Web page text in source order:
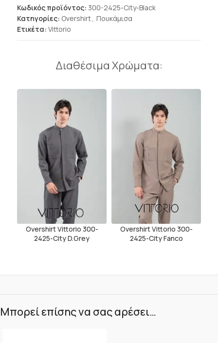
Κωδικός προϊόντος: 300-2425-City-Black
Κατηγορίες: Overshirt, Πουκάμισα
Ετικέτα: Vittorio
Διαθέσιμα Χρώματα:
Overshirt Vittorio 300-
2425-City D.Grey
Overshirt Vittorio 300-
2425-City Fanco
Μπορεί επίσης να σας αρέσει…